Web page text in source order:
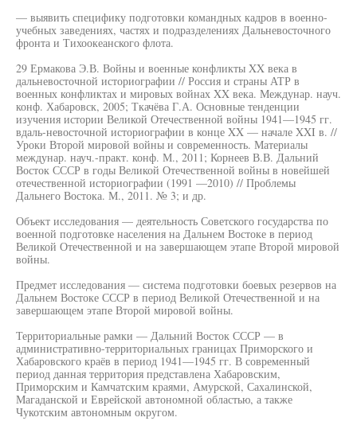
— выявить специфику подготовки командных кадров в военно-
учебных заведениях, частях и подразделениях Дальневосточного
фронта и Тихоокеанского флота.
29 Ермакова Э.В. Войны и военные конфликты XX века в
дальневосточной историографии // Россия и страны АТР в
военных конфликтах и мировых войнах XX века. Междунар. науч.
конф. Хабаровск, 2005; Ткачёва Г.А. Основные тенденции
изучения истории Великой Отечественной войны 1941—1945 гг.
вдаль-невосточной историографии в конце XX — начале XXI в. //
Уроки Второй мировой войны и современность. Материалы
междунар. науч.-практ. конф. М., 2011; Корнеев В.В. Дальний
Восток СССР в годы Великой Отечественной войны в новейшей
отечественной историографии (1991 —2010) // Проблемы
Дальнего Востока. М., 2011. № 3; и др.
Объект исследования — деятельность Советского государства по
военной подготовке населения на Дальнем Востоке в период
Великой Отечественной и на завершающем этапе Второй мировой
войны.
Предмет исследования — система подготовки боевых резервов на
Дальнем Востоке СССР в период Великой Отечественной и на
завершающем этапе Второй мировой войны.
Территориальные рамки — Дальний Восток СССР — в
административно-территориальных границах Приморского и
Хабаровского краёв в период 1941—1945 гг. В современный
период данная территория представлена Хабаровским,
Приморским и Камчатским краями, Амурской, Сахалинской,
Магаданской и Еврейской автономной областью, а также
Чукотским автономным округом.